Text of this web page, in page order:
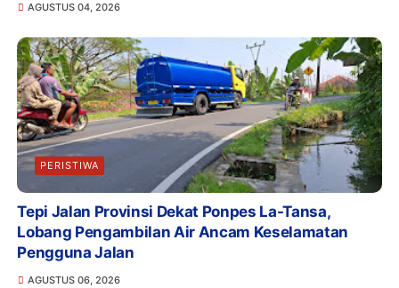
AGUSTUS 04, 2026
PERISTIWA
Tepi Jalan Provinsi Dekat Ponpes La-Tansa,
Lobang Pengambilan Air Ancam Keselamatan
Pengguna Jalan
AGUSTUS 06, 2026